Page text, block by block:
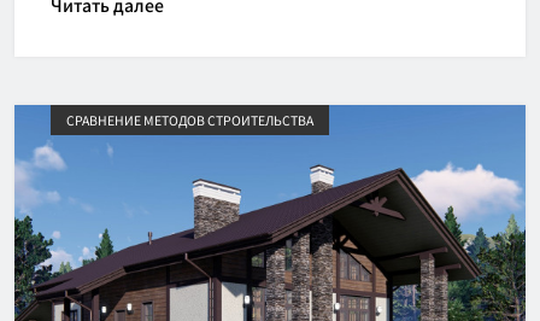
Читать далее
СРАВНЕНИЕ МЕТОДОВ СТРОИТЕЛЬСТВА